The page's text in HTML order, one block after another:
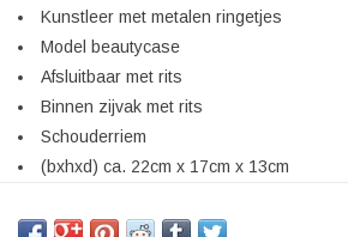
Kunstleer met metalen ringetjes
Model beautycase
Afsluitbaar met rits
Binnen zijvak met rits
Schouderriem
(bxhxd) ca. 22cm x 17cm x 13cm